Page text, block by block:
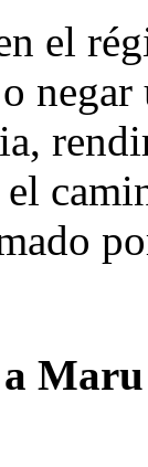
el